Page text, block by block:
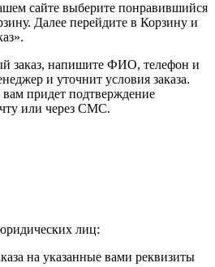
сайте выберите понравившийся
Далее перейдите в Корзину и
заказ, напишите ФИО, телефон и
и уточнит условия заказа.
вам придет подтверждение
или через СМС.
лиц:
на указанные вами реквизиты